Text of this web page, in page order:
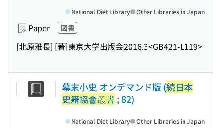
Paper 図書
[北原雅長] [著]東京大学出版会2016.3<GB421-L119>
National Diet Library Other Libraries in Japan
幕末小史 オンデマンド版 (続日本
史籍協會叢書 ; 82)
National Diet Library Other Libraries in Japan